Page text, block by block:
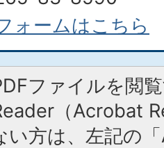
ォームはこちら
ファイルを閲
（Acrobat
い方は、左記の